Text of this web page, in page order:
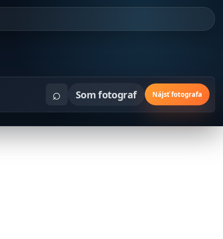
⌕ Som fotograf Nájsť fotografa